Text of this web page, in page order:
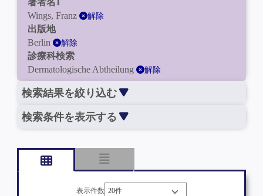
著者名1
Wings, Franz
解除
出版地
Berlin
解除
診療科検索
Dermatologische Abtheilung
解除
検索結果を絞り込む
検索条件を表示する
表示件数